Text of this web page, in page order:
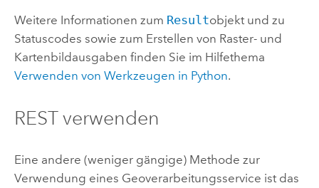
Weitere Informationen zum Resultobjekt und zu
Statuscodes sowie zum Erstellen von Raster- und
Kartenbildausgaben finden Sie im Hilfethema
Verwenden von Werkzeugen in Python.
REST verwenden
Eine andere (weniger gängige) Methode zur
Verwendung eines Geoverarbeitungsservice ist das